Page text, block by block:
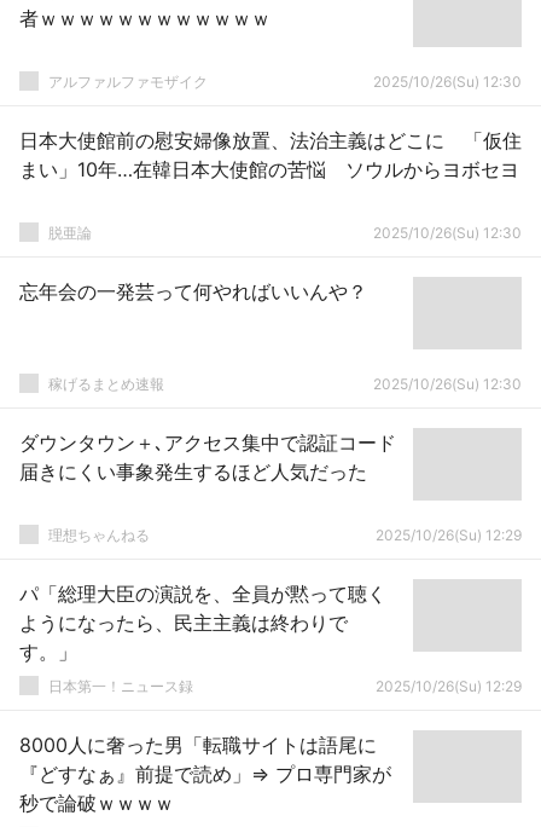
者ｗｗｗｗｗｗｗｗｗｗｗｗ
アルファルファモザイク 2025/10/26(Su) 12:30
日本大使館前の慰安婦像放置、法治主義はどこに 「仮住
まい」10年…在韓日本大使館の苦悩 ソウルからヨボセヨ
脱亜論 2025/10/26(Su) 12:30
忘年会の一発芸って何やればいいんや？
稼げるまとめ速報 2025/10/26(Su) 12:30
ダウンタウン＋､アクセス集中で認証コード
届きにくい事象発生するほど人気だった
理想ちゃんねる 2025/10/26(Su) 12:29
パ「総理大臣の演説を、全員が黙って聴く
ようになったら、民主主義は終わりで
す。」
日本第一！ニュース録 2025/10/26(Su) 12:29
8000人に奢った男「転職サイトは語尾に
『どすなぁ』前提で読め」⇒ プロ専門家が
秒で論破ｗｗｗｗ